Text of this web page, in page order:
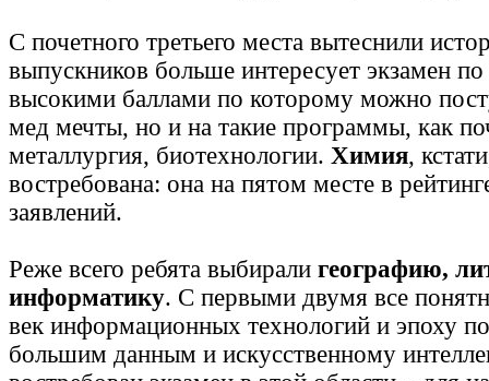
С почетного третьего места вытеснили
выпускников больше интересует экзамен по
высокими баллами по которому можно
мед мечты, но и на такие программы, как
металлургия, биотехнологии. Химия,
востребована: она на пятом месте в
заявлений.
Реже всего ребята выбирали географию,
информатику. С первыми двумя все
век информационных технологий и эпоху
большим данным и искусственному